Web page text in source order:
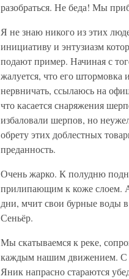
разобраться. Не беда! Мы
Я не знаю никого из этих
инициативу и энтузиазм
подают пример. Начиная с
жалуется, что его
нервничать, ссылаюсь на
что касается снаряжения
избаловали шерпов, но
обрету этих доблестных
преданность.
Очень жарко. К полудню
прилипающим к коже слоем.
дни, мчит свои бурные воды
Сеньёр.
Мы скатываемся к реке,
каждым нашим движением. С
Яник напрасно стараются